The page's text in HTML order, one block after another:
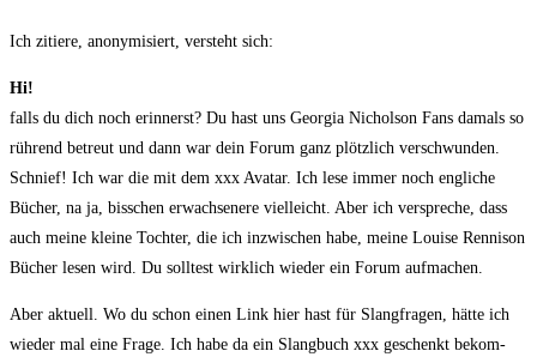
Ich zitie­re, anony­mi­siert, ver­steht sich:
Hi!
falls du dich noch erin­nerst? Du hast uns Geor­gia Nichol­son Fans damals so
rüh­rend betreut und dann war dein Forum ganz plötz­lich ver­schwun­den.
Schnief! Ich war die mit dem xxx Ava­tar. Ich lese immer noch eng­li­che
Bücher, na ja, biss­chen erwach­se­nere viel­leicht. Aber ich ver­spre­che, dass
auch mei­ne klei­ne Toch­ter, die ich inzwi­schen habe, mei­ne Loui­se Ren­ni­son
Bücher lesen wird. Du soll­test wirk­lich wie­der ein Forum aufmachen.
Aber aktu­ell. Wo du schon einen Link hier hast für Slang­fra­gen, hät­te ich
wie­der mal eine Fra­ge. Ich habe da ein Slang­buch xxx geschenkt bekom­